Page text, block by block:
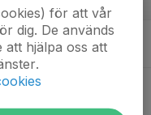
för att vår
dig. De används
hjälpa oss att